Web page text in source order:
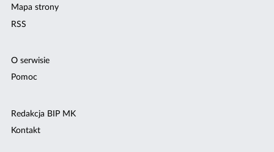
Mapa strony
RSS
O serwisie
Pomoc
Redakcja BIP MK
Kontakt